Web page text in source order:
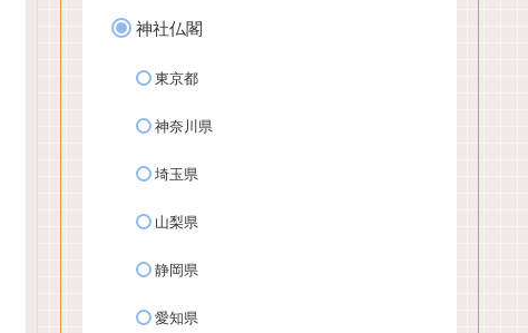
神社仏閣
東京都
神奈川県
埼玉県
山梨県
静岡県
愛知県